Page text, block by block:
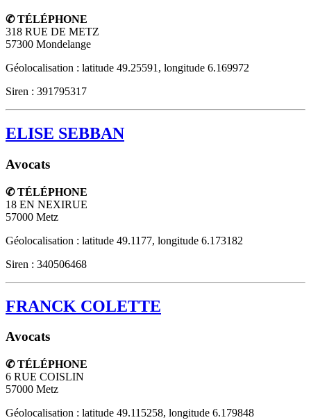
✆ TÉLÉPHONE
318 RUE DE METZ
57300 Mondelange
Géolocalisation : latitude 49.25591, longitude 6.169972
Siren : 391795317
ELISE SEBBAN
Avocats
✆ TÉLÉPHONE
18 EN NEXIRUE
57000 Metz
Géolocalisation : latitude 49.1177, longitude 6.173182
Siren : 340506468
FRANCK COLETTE
Avocats
✆ TÉLÉPHONE
6 RUE COISLIN
57000 Metz
Géolocalisation : latitude 49.115258, longitude 6.179848